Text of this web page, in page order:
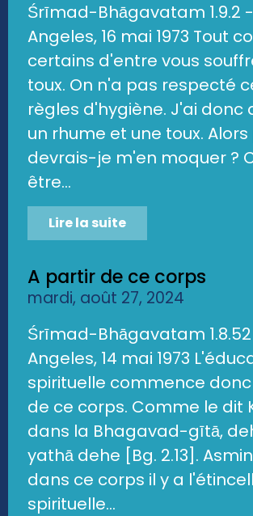
Śrīmad-Bhāgavatam 1.9.2
Angeles, 16 mai 1973 Tout
certains d'entre vous
toux. On n'a pas respecté
règles d'hygiène. J'ai donc
un rhume et une toux.
devrais-je m'en moquer ?
être...
Lire la suite
A partir de ce corps
mardi, août 27, 2024
Śrīmad-Bhāgavatam
Angeles, 14 mai 1973
spirituelle commence
de ce corps. Comme le dit
dans la Bhagavad-gītā,
yathā dehe [Bg. 2.13].
dans ce corps il y a
spirituelle...